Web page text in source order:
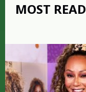
MOST READ